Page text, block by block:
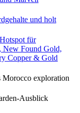
und holt
für
New Found Gold,
Copper & Gold
exploration
Ausblick